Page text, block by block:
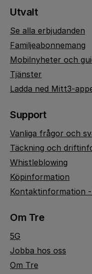
Utvalt
Se alla erbjudanden
Familjeabonnemang
Mobilnyheter och
Tjänster
Ladda ned Mitt3-
Support
Vanliga frågor och
Täckning och
Whistleblowing
Köpinformation
Kontaktinformation
Om Tre
5G
Jobba hos oss
Om Tre